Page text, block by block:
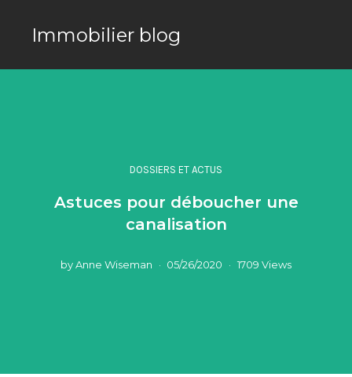
Immobilier blog
DOSSIERS ET ACTUS
Astuces pour déboucher une
canalisation
byAnne Wiseman 05/26/2020 1709 Views